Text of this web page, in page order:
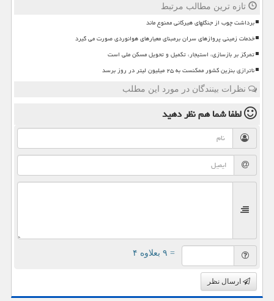
تازه ترین مطالب مرتبط
برداشت چوب از جنگلهای هیرکانی ممنوع ماند
خدمات زمینی پروازهای سران برمبنای معیارهای هوانوردی صورت می گیرد
تمرکز بر بازسازی، استیجار، تکمیل و تحویل مسکن ملی است
ناترازی بنزین کشور ممکنست به ۲۵ میلیون لیتر در روز برسد
نظرات بینندگان در مورد این مطلب
لطفا شما همنظر دهید
= ۹ بعلاوه ۴
ارسال نظر